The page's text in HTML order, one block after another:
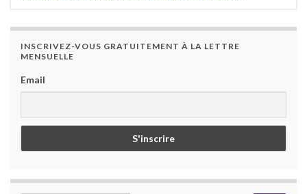
INSCRIVEZ-VOUS GRATUITEMENT À LA LETTRE
MENSUELLE
Email